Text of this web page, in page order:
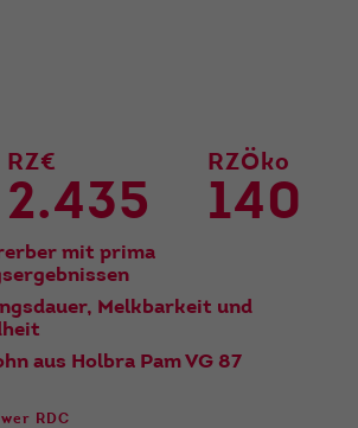
RZ€
2.435
RZÖko
140
mit prima
Melkbarkeit und
aus Holbra Pam VG 87
RDC
Einstellungen speichern
Informationen anzeigen
unserer Website externe